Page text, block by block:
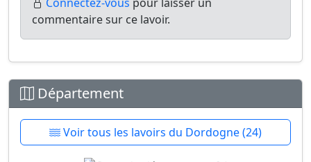
commentaire sur ce lavoir.
Département
Voir tous les lavoirs du Dordogne (24)